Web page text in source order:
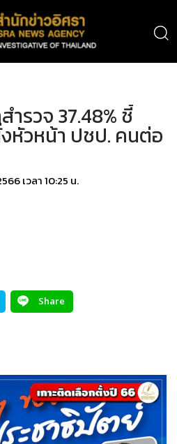
รวจ 37.48% ชี้
หัวหน้า ปชป. คนต่อ
เวลา 10:25 น.
Share